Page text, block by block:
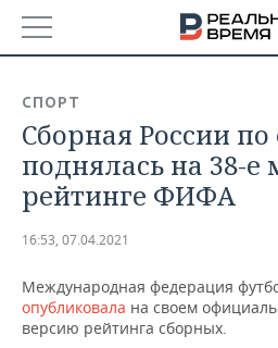
БАШКОРТОСТАН
ТАТАРСТАН
НОВОСТИ
АНАЛИТИКА
ДЕКЛАРАЦИИ О ДОХОДАХ
КОРОЛИ ГОСЗАКАЗА ПФО
НОВОСТИ ЭКОНОМИКИ
ФИНАНСЫ
ПРОМЫШЛЕННОСТЬ
НОВОСТИ
ПРОМЫШЛЕННОСТИ
НЕДВИЖИМОСТЬ
СПОРТ
Сборная России
поднялась на 38-е
рейтинге ФИФА
16:53, 07.04.2021
Международная федерация
опубликовала на своем
версию рейтинга сборных.